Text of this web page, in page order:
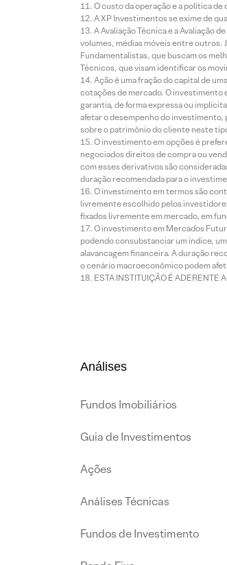
O custo da operação e a política
A XP Investimentos se exime de
A Avaliação Técnica e a Avaliação
volumes, médias móveis entre outros.
Fundamentalistas, que buscam os
Técnicos, que visam identificar os
Ação é uma fração do capital de
cotações de mercado. O investimento
garantia, de forma expressa ou
afetar o desempenho do investimento,
sobre o patrimônio do cliente neste
O investimento em opções é
negociados direitos de compra ou
com esses derivativos são
duração recomendada para o
O investimento em termos são
livremente escolhido pelos
fixados livremente em mercado, em
O investimento em Mercados
podendo consubstanciar um índice,
alavancagem financeira. A duração
o cenário macroeconômico podem
ESTA INSTITUIÇÃO É ADERENTE
Análises
Fundos Imobiliários
Guia de Investimentos
Ações
Análises Técnicas
Fundos de Investimento